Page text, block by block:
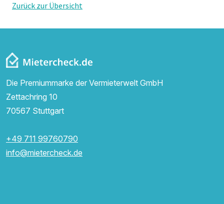
Zurück zur Übersicht
Die Premiummarke der Vermieterwelt GmbH
Zettachring 10
70567 Stuttgart
+49 711 99760790
info@mietercheck.de